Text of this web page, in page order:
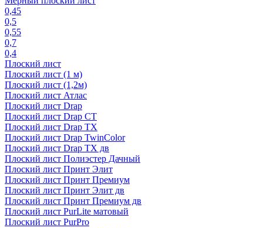
0,45
0,5
0,55
0,7
0,4
Плоский лист
Плоский лист (1 м)
Плоский лист (1,2м)
Плоский лист Атлас
Плоский лист Drap
Плоский лист Drap СТ
Плоский лист Drap TX
Плоский лист Drap TwinColor
Плоский лист Drap ТХ дв
Плоский лист Полиэстер Дачный
Плоский лист Принт Элит
Плоский лист Принт Премиум
Плоский лист Принт Элит дв
Плоский лист Принт Премиум дв
Плоский лист PurLite матовый
Плоский лист PurPro